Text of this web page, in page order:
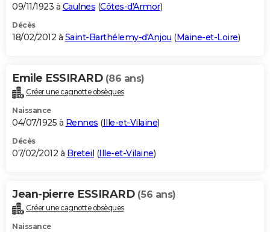
09/11/1923 à Caulnes (Côtes-d'Armor)
Décès
18/02/2012 à Saint-Barthélemy-d'Anjou (Maine-et-Loire)
Emile ESSIRARD (86 ans)
Créer une cagnotte obsèques
Naissance
04/07/1925 à Rennes (Ille-et-Vilaine)
Décès
07/02/2012 à Breteil (Ille-et-Vilaine)
Jean-pierre ESSIRARD (56 ans)
Créer une cagnotte obsèques
Naissance